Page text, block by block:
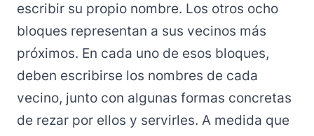
escribir su propio nombre. Los otros ocho
bloques representan a sus vecinos más
próximos. En cada uno de esos bloques,
deben escribirse los nombres de cada
vecino, junto con algunas formas concretas
de rezar por ellos y servirles. A medida que